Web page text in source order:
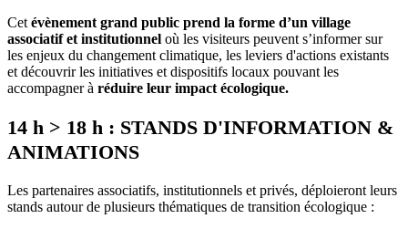
Cet évènement grand public prend la forme d’un village
associatif et institutionnel où les visiteurs peuvent s’informer sur
les enjeux du changement climatique, les leviers d'actions existants
et découvrir les initiatives et dispositifs locaux pouvant les
accompagner à réduire leur impact écologique.
14 h > 18 h : STANDS D'INFORMATION &
ANIMATIONS
Les partenaires associatifs, institutionnels et privés, déploieront leurs
stands autour de plusieurs thématiques de transition écologique :